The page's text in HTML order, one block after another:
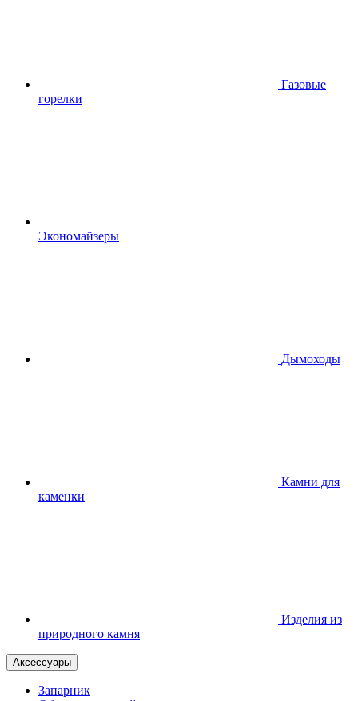
Газовые
горелки
Экономайзеры
Дымоходы
Камни для
каменки
Изделия из
природного камня
Аксессуары
Запарник